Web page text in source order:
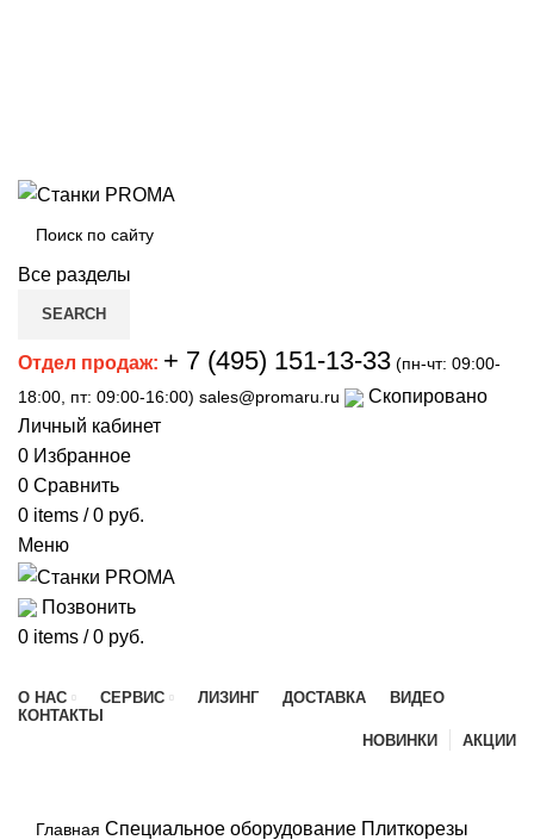
Все разделы
SEARCH
Отдел продаж: + 7 (495) 151-13-33 (пн-чт: 09:00-
18:00, пт: 09:00-16:00) sales@promaru.ru
Скопировано
Личный кабинет
0 Избранное
0 Сравнить
0 items / 0 руб.
Меню
Позвонить
0 items / 0 руб.
О НАС СЕРВИС ЛИЗИНГ ДОСТАВКА
ВИДЕО
КОНТАКТЫ
НОВИНКИ
АКЦИИ
Главная Специальное оборудование Плиткорезы